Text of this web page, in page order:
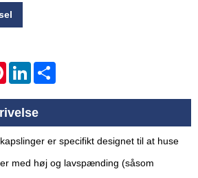
PinterestLinkedIn
er specifikt designet til at huse
med høj og lavspænding (såsom